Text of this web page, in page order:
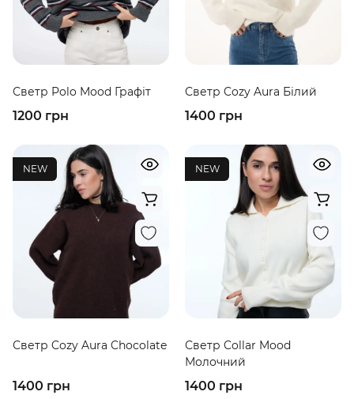
Светр Polo Mood Графіт
1200 грн
Светр Cozy Aura Білий
1400 грн
NEW
Светр Cozy Aura Chocolate
1400 грн
NEW
Светр Collar Mood
Молочний
1400 грн